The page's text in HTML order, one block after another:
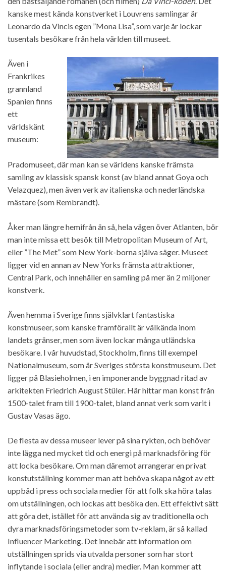
kanske mest kända konstverket i Louvrens samlingar är
Leonardo da Vincis egen ”Mona Lisa”, som varje år lockar
tusentals besökare från hela världen till museet.
Även i
Frankrikes
grannland
Spanien finns
ett
världskänt
museum:
Pradomuseet, där man kan se världens kanske främsta
samling av klassisk spansk konst(av bland annat Goya och
Velazquez), men även verk av italienska och nederländska
mästare (som Rembrandt).
Åker man längre hemifrån än så, hela vägen över Atlanten, bör
man inte missa ett besök till Metropolitan Museum of Art,
eller ”The Met” som New York-borna själva säger. Museet
ligger vid en annan av New Yorks främsta attraktioner,
Central Park, och innehålleren samling på mer än 2 miljoner
konstverk.
Även hemma i Sverige finns självklart fantastiska
konstmuseer, som kanske framförallt är välkända inom
landets gränser, men som även lockar många utländska
besökare. I vår huvudstad, Stockholm, finns till exempel
Nationalmuseum, som är Sveriges största konstmuseum. Det
ligger på Blasieholmen, i en imponerande byggnad ritad av
arkitekten Friedrich August Stüler. Här hittar man konst från
1500-talet fram till 1900-talet, bland annat verk som varit i
Gustav Vasas ägo.
De flesta av dessa museer lever på sina rykten, och behöver
inte lägga ned mycket tid och energi på marknadsföring för
att locka besökare. Om man däremot arrangerar en privat
konstutställning kommer man att behöva skapa något av ett
uppbåd i press och sociala medier för att folk ska höra talas
om utställningen, och lockas att besöka den. Ett effektivt sätt
att göra det, istället för att använda sig av traditionella och
dyra marknadsföringsmetoder som tv-reklam, är så kallad
Influencer Marketing. Det innebär att information om
utställningen sprids via utvalda personer som har stort
inflytande i sociala (eller andra) medier. Man kommer att